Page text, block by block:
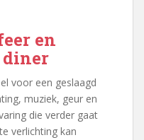
en
diner
voor een geslaagd
muziek, geur en
die verder gaat
verlichting kan